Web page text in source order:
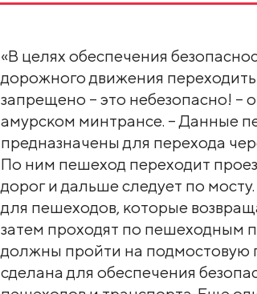
«В целях обеспечения
дорожного движения
запрещено – это небезопасно! –
амурском минтрансе. – Данные
предназначены для перехода
По ним пешеход переходит
дорог и дальше следует по
для пешеходов, которые
затем проходят по пешеходным
должны пройти на подмостовую
сделана для обеспечения